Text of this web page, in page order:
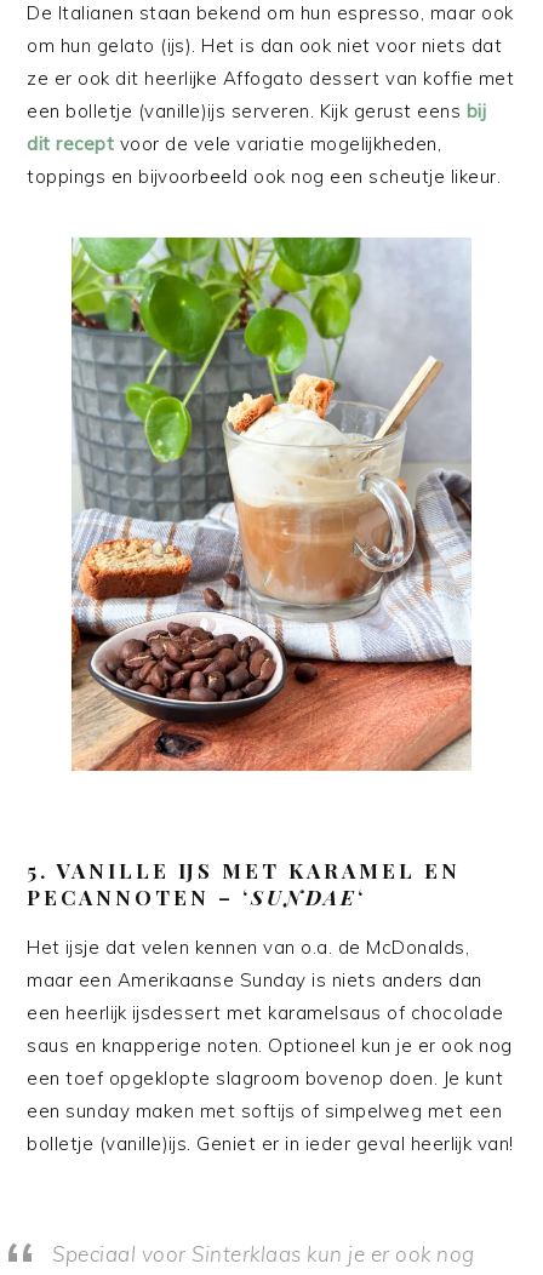
De Italianen staan bekend om hun espresso, maar ook
om hun gelato (ijs). Het is dan ook niet voor niets dat
ze er ook dit heerlijke Affogato dessert van koffie met
een bolletje (vanille)ijs serveren. Kijk gerust eens bij
dit recept voor de vele variatie mogelijkheden,
toppings en bijvoorbeeld ook nog een scheutje likeur.
5. VANILLE IJS MET KARAMEL EN
PECANNOTEN – ‘SUNDAE‘
Het ijsje dat velen kennen van o.a. de McDonalds,
maar een Amerikaanse Sunday is niets anders dan
een heerlijk ijsdessert met karamelsaus of chocolade
saus en knapperige noten. Optioneel kun je er ook nog
een toef opgeklopte slagroom bovenop doen. Je kunt
een sunday maken met softijs of simpelweg met een
bolletje (vanille)ijs. Geniet er in ieder geval heerlijk van!
Speciaal voor Sinterklaas kun je er ook nog